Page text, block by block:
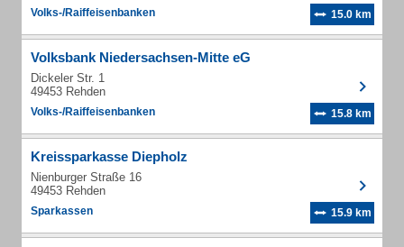
Volks-/Raiffeisenbanken 15.0 km
Volksbank Niedersachsen-Mitte eG
Dickeler Str. 1
49453 Rehden
Volks-/Raiffeisenbanken 15.8 km
Kreissparkasse Diepholz
Nienburger Straße 16
49453 Rehden
Sparkassen 15.9 km